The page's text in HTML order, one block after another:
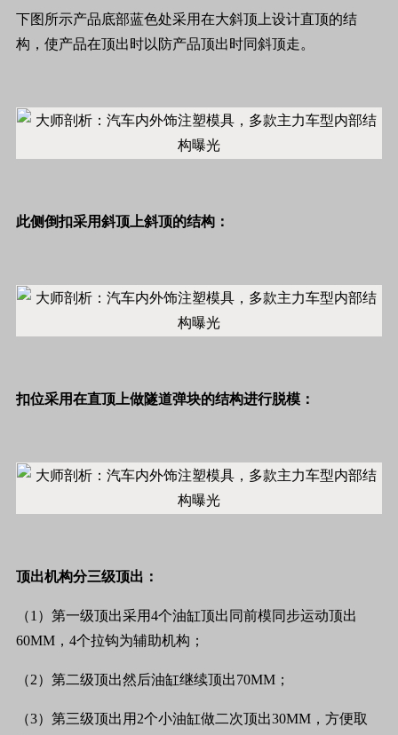
下图所示产品底部蓝色处采用在大斜顶上设计直顶的结
构，使产品在顶出时以防产品顶出时同斜顶走。
此侧倒扣采用斜顶上斜顶的结构：
扣位采用在直顶上做隧道弹块的结构进行脱模：
顶出机构分三级顶出：
（1）第一级顶出采用4个油缸顶出同前模同步运动顶出
60MM，4个拉钩为辅助机构；
（2）第二级顶出然后油缸继续顶出70MM；
（3）第三级顶出用2个小油缸做二次顶出30MM，方便取